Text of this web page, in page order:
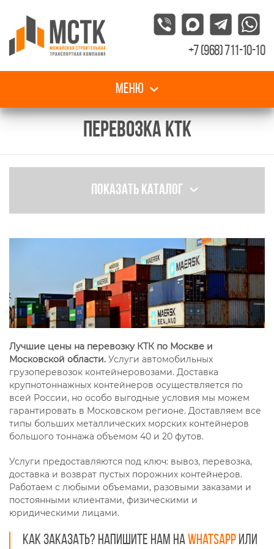
+7 (968) 711-10-10
Меню
ПЕРЕВОЗКА КТК
Показать каталог
Лучшие цены на перевозку КТК по Москве и
Московской области. Услуги автомобильных
грузоперевозок контейнеровозами. Доставка
крупнотоннажных контейнеров осуществляется по
всей России, но особо выгодные условия мы можем
гарантировать в Московском регионе. Доставляем все
типы больших металлических морских контейнеров
большого тоннажа объемом 40 и 20 футов.
Услуги предоставляются под ключ: вывоз, перевозка,
доставка и возврат пустых порожних контейнеров.
Работаем с любыми объемами, разовыми заказами и
постоянными клиентами, физическими и
юридическими лицами.
Как заказать? Напишите нам наWhatsapp или